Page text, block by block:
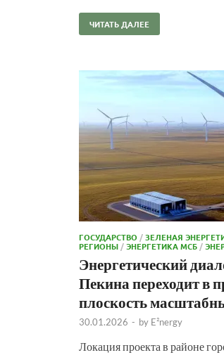
ЧИТАТЬ ДАЛЕЕ
ГОСУДАРСТВО /ЗЕЛЕНАЯ
РЕГИОНЫ /ЭНЕРГЕТИКА МСБ /
Энергетический
Пекина переходит в
плоскость
30.01.2026 - by E²nergy
Локация проекта в районе